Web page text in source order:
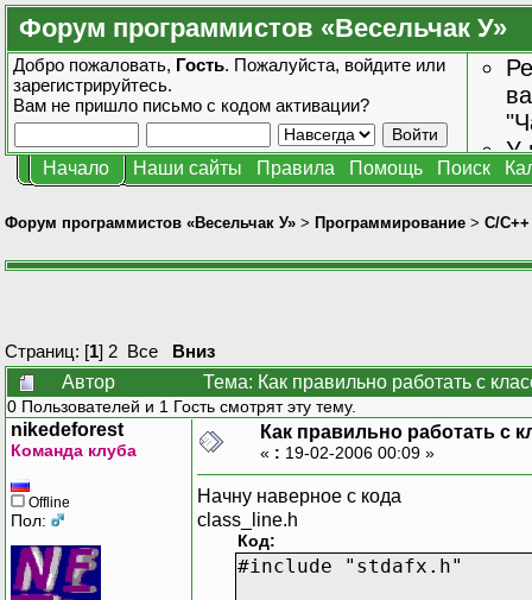
Форум программистов «Весельчак У»
Добро пожаловать, Гость. Пожалуйста, войдите или
зарегистрируйтесь.
Вам не пришло письмо с кодом активации?
У
Начало Наши сайты Правила Помощь Поиск
Форум программистов «Весельчак У» > Программирование > C/C++
Страниц: [1] 2 Все
Вниз
Автор
Тема: Как правильно работать с
0 Пользователей и 1 Гость смотрят эту тему.
nikedeforest
Команда клуба
Offline
Пол:
Как правильно работать с
« : 19-02-2006 00:09 »
Начну наверное с кода
class_line.h
Код:
#include "stdafx.h"